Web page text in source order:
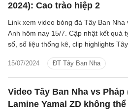
2024): Cao trào hiệp 2
15/07/2024 ĐT Tây Ban Nha
Link xem video bóng đá Tây Ban Nha
Anh hôm nay 15/7. Cập nhật kết quả
số, số liệu thống kê, clip highlights Tây
Video Tây Ban Nha vs Pháp
Lamine Yamal ZD không thể